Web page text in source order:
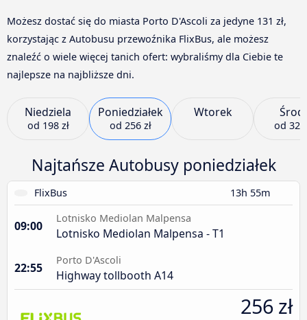
Możesz dostać się do miasta Porto D'Ascoli za jedyne 131 zł,
korzystając z Autobusu przewoźnika FlixBus, ale możesz
znaleźć o wiele więcej tanich ofert: wybraliśmy dla Ciebie te
najlepsze na najbliższe dni.
Niedziela
od 198 zł
Poniedziałek
od 256 zł
Wtorek
od 329
Najtańsze Autobusy poniedziałek
FlixBus 13h 55m
09:00
Lotnisko Mediolan Malpensa
Lotnisko Mediolan Malpensa - T1
22:55
Porto D'Ascoli
Highway tollbooth A14
256 zł